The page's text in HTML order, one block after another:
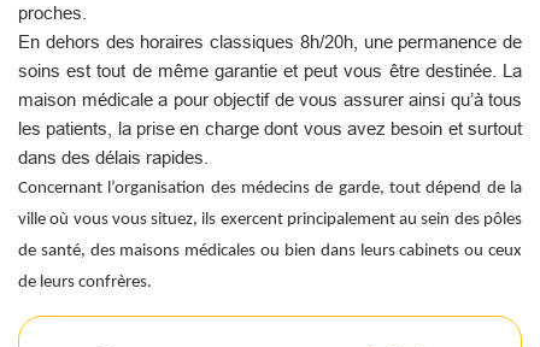
proches.
En dehors des horaires classiques 8h/20h, une permanence de
soins est tout de même garantie et peut vous être destinée. La
maison médicale a pour objectif de vous assurer ainsi qu’à tous
les patients, la prise en charge dont vous avez besoin et surtout
dans des délais rapides.
Concernant l’organisation des médecins de garde, tout dépend de la
ville où vous vous situez, ils exercent principalement au sein des pôles
de santé, des maisons médicales ou bien dans leurs cabinets ou ceux
de leurs confrères.